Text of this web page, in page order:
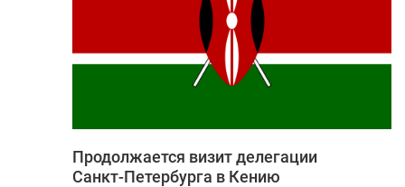
Продолжается визит делегации
Санкт‑Петербурга в Кению